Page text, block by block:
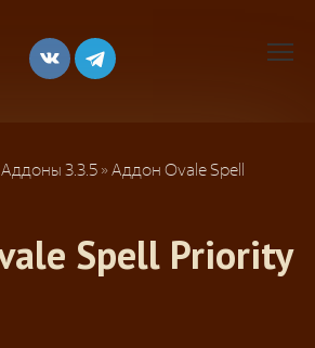
Аддоны 3.3.5 »Аддон Ovale Spell